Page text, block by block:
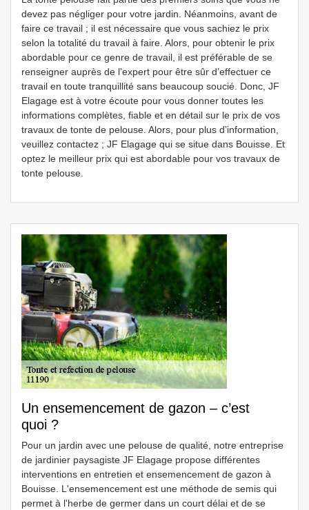
devez pas négliger pour votre jardin. Néanmoins, avant de
faire ce travail ; il est nécessaire que vous sachiez le prix
selon la totalité du travail à faire. Alors, pour obtenir le prix
abordable pour ce genre de travail, il est préférable de se
renseigner auprès de l’expert pour être sûr d’effectuer ce
travail en toute tranquillité sans beaucoup soucié. Donc, JF
Elagage est à votre écoute pour vous donner toutes les
informations complètes, fiable et en détail sur le prix de vos
travaux de tonte de pelouse. Alors, pour plus d’information,
veuillez contactez ; JF Elagage qui se situe dans Bouisse. Et
optez le meilleur prix qui est abordable pour vos travaux de
tonte pelouse.
Un ensemencement de gazon – c’est
quoi ?
Pour un jardin avec une pelouse de qualité, notre entreprise
de jardinier paysagiste JF Elagage propose différentes
interventions en entretien et ensemencement de gazon à
Bouisse. L'ensemencement est une méthode de semis qui
permet à l'herbe de germer dans un court délai et de se